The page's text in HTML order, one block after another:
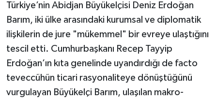
Türkiye’nin Abidjan Büyükelçisi Deniz Erdoğan
Barım, iki ülke arasındaki kurumsal ve diplomatik
ilişkilerin de jure "mükemmel" bir evreye ulaştığını
tescil etti. Cumhurbaşkanı Recep Tayyip
Erdoğan’ın kıta genelinde uyandırdığı de facto
teveccühün ticari rasyonaliteye dönüştüğünü
vurgulayan Büyükelçi Barım, ulaşılan makro-